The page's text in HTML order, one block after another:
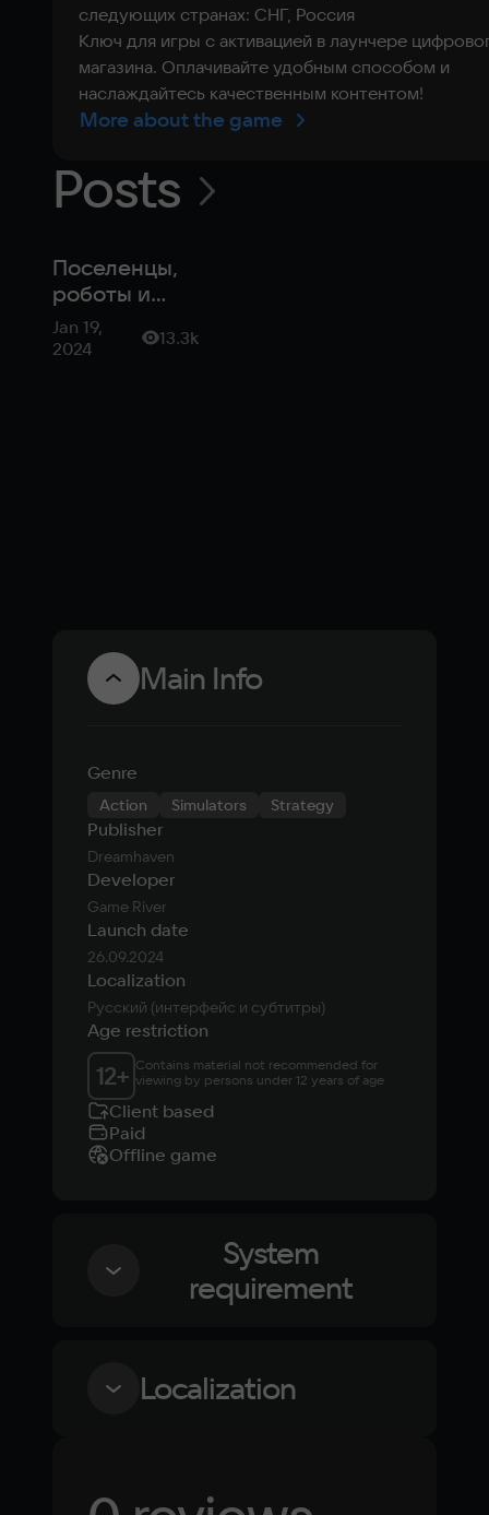
следующих странах: СНГ, Россия
Ключ для игры с активацией в лаунчере
магазина. Оплачивайте удобным способом и
наслаждайтесь качественным контентом!
More about the game
Posts
Поселенцы,
роботы и
пролетариат
—
Jan 19,
2024
13.3k
Main Info
Genre
Action Simulators Strategy
Publisher
Dreamhaven
Developer
Game River
Launch date
26.09.2024
Localization
Русский (интерфейс и субтитры)
Age restriction
12+ Contains material not recommended for
viewing by persons under 12 years of age
Client based
Paid
Offline game
System
requirement
Minimum
Processor
Localization
Russian